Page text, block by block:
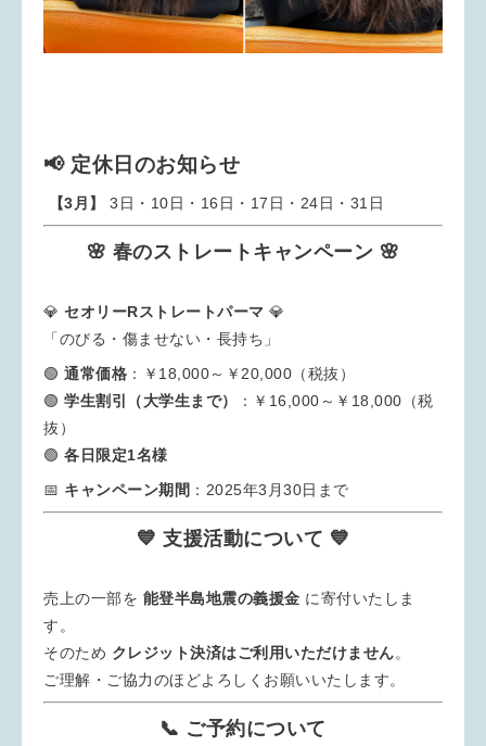
📢 定休日のお知らせ
【3月】 3日・10日・16日・17日・24日・31日
🌸 春のストレートキャンペーン 🌸
💎 セオリーRストレートパーマ 💎
「のびる・傷ませない・長持ち」
🟢 通常価格 ：￥18,000～￥20,000（税抜）
🟢 学生割引（大学生まで）
：￥16,000～￥18,000（税
抜）
🟢 各日限定1名様
📅 キャンペーン期間 ：2025年3月30日まで
💙 支援活動について 💙
売上の一部を 能登半島地震の義援金 に寄付いたしま
す。
そのため クレジット決済はご利用いただけません。
ご理解・ご協力のほどよろしくお願いいたします。
📞 ご予約について